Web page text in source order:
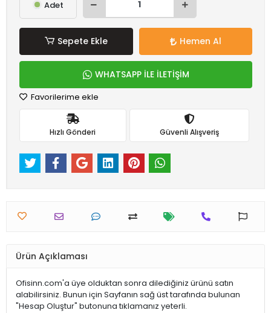
Adet
Sepete Ekle Hemen Al
WHATSAPP İLE İLETİŞİM
Favorilerime ekle
Hızlı Gönderi Güvenli Alışveriş
Ürün Açıklaması
Ofisinn.com'a üye olduktan sonra dilediğiniz ürünü satın
alabilirsiniz. Bunun için Sayfanın sağ üst tarafında bulunan
"Hesap Oluştur" butonuna tıklamanız yeterli.